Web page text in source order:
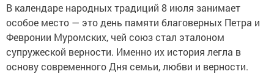
В календаре народных традиций 8 июля занимает
особое место — это день памяти благоверных Петра и
Февронии Муромских, чей союз стал эталоном
супружеской верности. Именно их история легла в
основу современного Дня семьи, любви и верности.